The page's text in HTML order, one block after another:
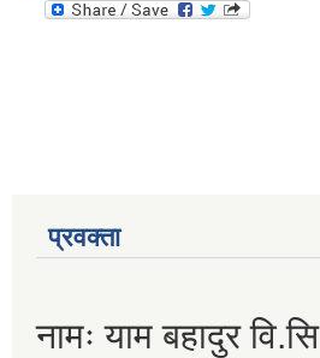
प्रवक्ता
नामः याम बहादुर वि.सि